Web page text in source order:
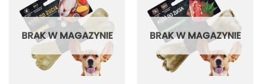
Dodaj
do
życzeń
BRAK W MAGAZYNIE
Dodaj
do
listy
życzeń
BRAK W MAGAZYNIE